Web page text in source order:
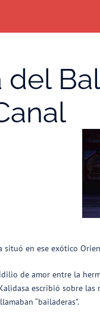
del
situó en ese exótico
de amor entre la
escribió sobre las
“bailaderas”.